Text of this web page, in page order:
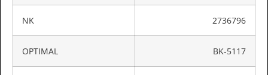
NK 2736796
OPTIMAL BK-5117